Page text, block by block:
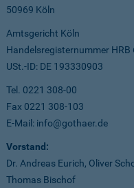
50969 Köln
Amtsgericht Köln
Handelsregisternummer HRB
USt.-ID: DE 193330903
Tel. 0221 308-00
Fax 0221 308-103
E-Mail: info@gothaer.de
Vorstand:
Dr. Andreas Eurich, Oliver
Thomas Bischof